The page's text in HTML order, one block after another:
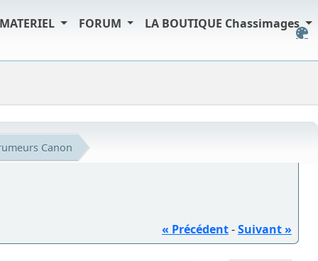
MATERIEL FORUM LA BOUTIQUE Chassimages
Canon
« Précédent-Suivant »